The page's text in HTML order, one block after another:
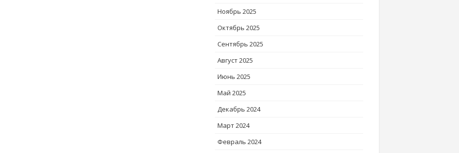
Ноябрь 2025
Октябрь 2025
Сентябрь 2025
Август 2025
Июнь 2025
Май 2025
Декабрь 2024
Март 2024
Февраль 2024